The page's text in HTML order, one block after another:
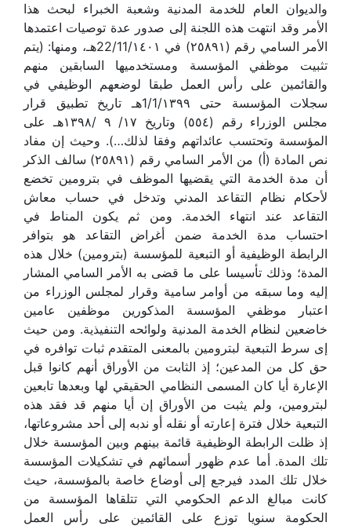
والديوان العام للخدمة المدنية وشعبة الخبراء لبحث هذا
الأمر وقد انتهت هذه اللجنة إلى صدور عدة توصيات اعتمدها
الأمر السامي رقم (٢٥٨٩١) في 22/11/١٤٠١هـ، ومنها: (يتم
تثبيت موظفي المؤسسة ومستخدميها السابقين منهم
والقائمين على رأس العمل طبقا لوضعهم الوظيفي في
سجلات المؤسسة حتى 1/1/١٣٩٩هـ تاريخ تطبيق قرار
مجلس الوزراء رقم (٥٥٤) وتاريخ ١٧/ ٩ /١٣٩٨هـ على
المؤسسة وتحتسب عائداتهم وفقا لذلك…). وحيث إن مفاد
نص المادة (أ) من الأمر السامي رقم (٢٥٨٩١) سالف الذكر
أن مدة الخدمة التي يقضيها الموظف في بترومين تخضع
لأحكام نظام التقاعد المدني وتدخل في حساب معاش
التقاعد عند انتهاء الخدمة. ومن ثم يكون المناط في
احتساب مدة الخدمة ضمن أغراض التقاعد هو بتوافر
الرابطة الوظيفية أو التبعية للمؤسسة (بترومين) خلال هذه
المدة؛ وذلك تأسيسا على ما قضى به الأمر السامي المشار
إليه وما سبقه من أوامر سامية وقرار لمجلس الوزراء من
اعتبار موظفي المؤسسة المذكورين موظفين عامين
خاضعين لنظام الخدمة المدنية ولوائحه التنفيذية. ومن حيث
إى سرط التبعية لبترومين بالمعنى المتقدم ثبات توافره في
حق كل من المدعين؛ إذ الثابت من الأوراق أنهم كانوا قبل
الإعارة أيا كان المسمى النظامي الحقيقي لها وبعدها تابعين
لبترومين، ولم يثبت من الأوراق إن أيا منهم قد فقد هذه
التبعية خلال فترة إعارته أو نقله أو ندبه إلى أحد مشروعاتها،
إذ ظلت الرابطة الوظيفية قائمة بينهم وبين المؤسسة خلال
تلك المدة. أما عدم ظهور أسمائهم في تشكيلات المؤسسة
خلال تلك المدد فيرجع إلى أوضاع خاصة بالمؤسسة، حيث
كانت مبالغ الدعم الحكومي التي تتلقاها المؤسسة من
الحكومة سنويا توزع على القائمين على رأس العمل